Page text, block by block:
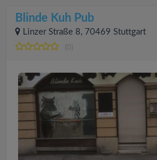
Blinde Kuh Pub
Linzer Straße 8, 70469 Stuttgart
(0)